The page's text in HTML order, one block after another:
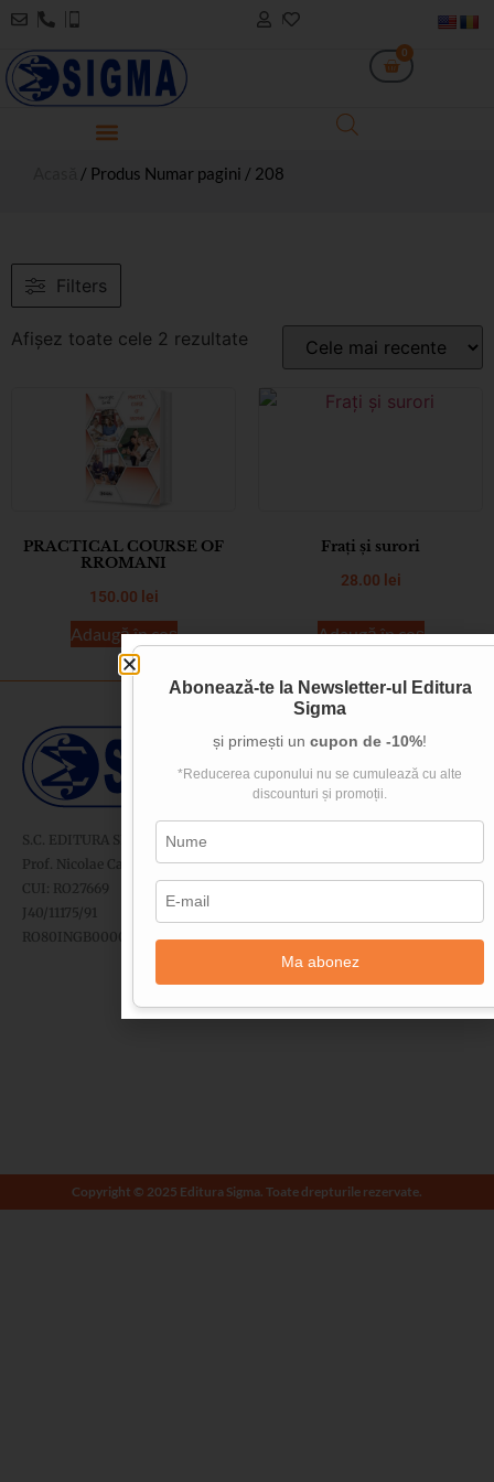
0
/ Produs Numar pagini / 208
Filters
Afișez toate cele 2 rezultate
PRACTICAL COURSE OF
RROMANI
150.00 lei
Adaugă în coș
Frați și surori
28.00 lei
Adaugă în coș
S.C. EDITURA SIGMA SRL
Prof. Nicolae Cartojan nr. 11-13, sector 2, București
CUI: RO27669
J40/11175/91
RO80INGB0000999918273592 - ING Bank
Copyright © 2025 Editura Sigma. Toate drepturile rezervate.
Abonează-te la Newsletter-ul Editura
Sigma
și primești un cupon de -10%!
*Reducerea cuponului nu se cumulează cu alte
discounturi și promoții.
Ma abonez